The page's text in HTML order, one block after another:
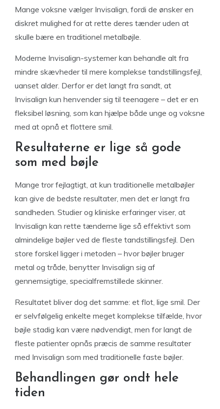
Mange voksne vælger Invisalign, fordi de ønsker en
diskret mulighed for at rette deres tænder uden at
skulle bære en traditionel metalbøjle.
Moderne Invisalign-systemer kan behandle alt fra
mindre skævheder til mere komplekse tandstillingsfejl,
uanset alder. Derfor er det langt fra sandt, at
Invisalign kun henvender sig til teenagere – det er en
fleksibel løsning, som kan hjælpe både unge og voksne
med at opnå et flottere smil.
Resultaterne er lige så gode
som med bøjle
Mange tror fejlagtigt, at kun traditionelle metalbøjler
kan give de bedste resultater, men det er langt fra
sandheden. Studier og kliniske erfaringer viser, at
Invisalign kan rette tænderne lige så effektivt som
almindelige bøjler ved de fleste tandstillingsfejl. Den
store forskel ligger i metoden – hvor bøjler bruger
metal og tråde, benytter Invisalign sig af
gennemsigtige, specialfremstillede skinner.
Resultatet bliver dog det samme: et flot, lige smil. Der
er selvfølgelig enkelte meget komplekse tilfælde, hvor
bøjle stadig kan være nødvendigt, men for langt de
fleste patienter opnås præcis de samme resultater
med Invisalign som med traditionelle faste bøjler.
Behandlingen gør ondt hele
tiden